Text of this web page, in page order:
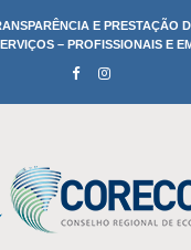
E PRESTAÇÃO
– PROFISSIONAIS E